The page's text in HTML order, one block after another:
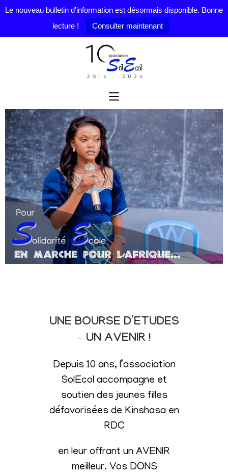
Le nouveau bulletin d'information est désormais disponible. Bonne
lecture !
Consulter maintenant
UNE BOURSE D’ETUDES
– UN AVENIR !
Depuis 10 ans, l’association
SolEcol accompagne et
soutien des jeunes filles
défavorisées de Kinshasa en
RDC
en leur offrant un AVENIR
meilleur. Vos DONS